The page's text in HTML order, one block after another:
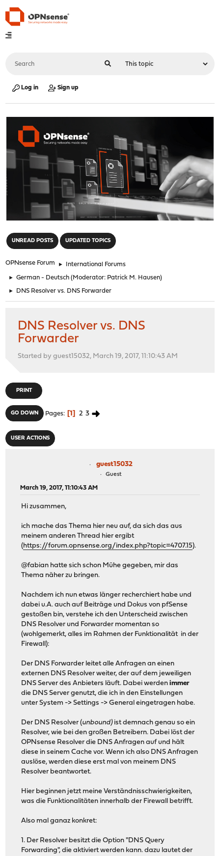
Log in Sign up
UNREAD POSTS UPDATED TOPICS
OPNsense Forum ► International Forums
► German - Deutsch (Moderator: Patrick M. Hausen)
► DNS Resolver vs. DNS Forwarder
DNS Resolver vs. DNS
Forwarder
Started by guest15032, March 19, 2017, 11:10:43 AM
PRINT
GO DOWN Pages 1 2 3
USER ACTIONS
guest15032
Guest
March 19, 2017, 11:10:43 AM
Hi zusammen,
ich mache das Thema hier neu auf, da sich das aus
meinem anderen Thread hier ergibt
(https://forum.opnsense.org/index.php?topic=4707.15).
@fabian hatte sich schon Mühe gegeben, mir das
Thema näher zu bringen.
Nachdem ich nun etwas länger recherchiert habe und
dabei u.A. auch auf Beiträge und Dokus von pfSense
gestoßen bin, verstehe ich den Unterscheid zwischen
DNS Resolver und Forwarder momentan so
(wohlgemerkt, alles im Rahmen der Funktionalität in der
Firewall):
Der DNS Forwarder leitet alle Anfragen an einen
externen DNS Resolver weiter, der auf dem jeweiligen
DNS Server des Anbieters läuft. Dabei werdenimmer
die DNS Server genutzt, die ich in den Einstellungen
unter System -> Settings -> General eingetragen habe.
Der DNS Resolver (unbound)ist demnach genau so ein
Resolver, wie bei den großen Betreibern. Dabei löst der
OPNsense Resolver die DNS Anfragen auf und hält
diese in seinem Cache vor. Wenn ich also DNS Anfragen
auslöse, werden diese erst mal von meinem DNS
Resolver beantwortet.
Hier beginnen jetzt meine Verständnisschwierigkeiten,
was die Funktionalitäten innerhalb der Firewall betrifft.
Also mal ganaz konkret:
1. Der Resolver besitzt die Option "DNS Query
Forwarding", die aktiviert werden kann. dazu lautet der